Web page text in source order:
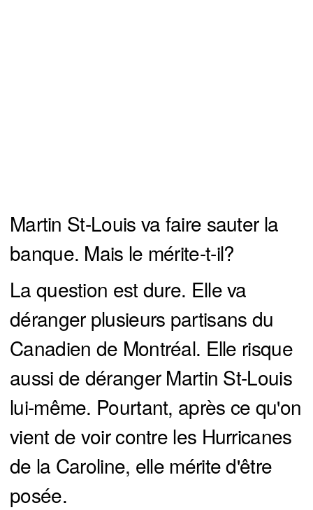
Martin St-Louis va faire sauter la
banque. Mais le mérite-t-il?
La question est dure. Elle va
déranger plusieurs partisans du
Canadien de Montréal. Elle risque
aussi de déranger Martin St-Louis
lui-même. Pourtant, après ce qu'on
vient de voir contre les Hurricanes
de la Caroline, elle mérite d'être
posée.